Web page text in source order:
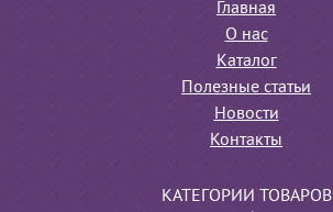
Главная
О нас
Каталог
Полезные статьи
Новости
Контакты
КАТЕГОРИИ ТОВАРОВ